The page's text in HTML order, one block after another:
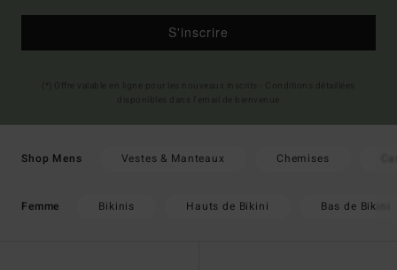
S'inscrire
Shop Mens Vestes & Manteaux Chemises
Femme Bikinis Hauts de Bikini Bas de Bikini